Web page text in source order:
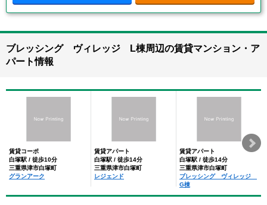
ブレッシング ヴィレッジ L棟周辺の賃貸マンション・ア
パート情報
賃貸コーポ
白塚駅 / 徒歩10分
三重県津市白塚町
グランアーク
賃貸アパート
白塚駅 / 徒歩14分
三重県津市白塚町
レジェンド
賃貸アパート
白塚駅 / 徒歩14分
三重県津市白塚町
ブレッシング ヴィレッジ
G棟